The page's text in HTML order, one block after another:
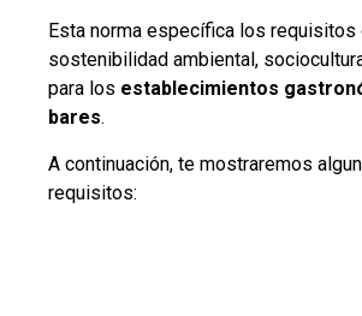
Esta norma específica los requisitos
sostenibilidad ambiental,
para los establecimientos
bares.
A continuación, te mostraremos
requisitos: